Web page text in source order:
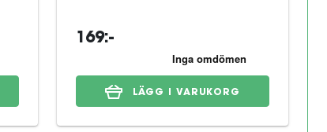
169:-
LÄGG I VARUKORG